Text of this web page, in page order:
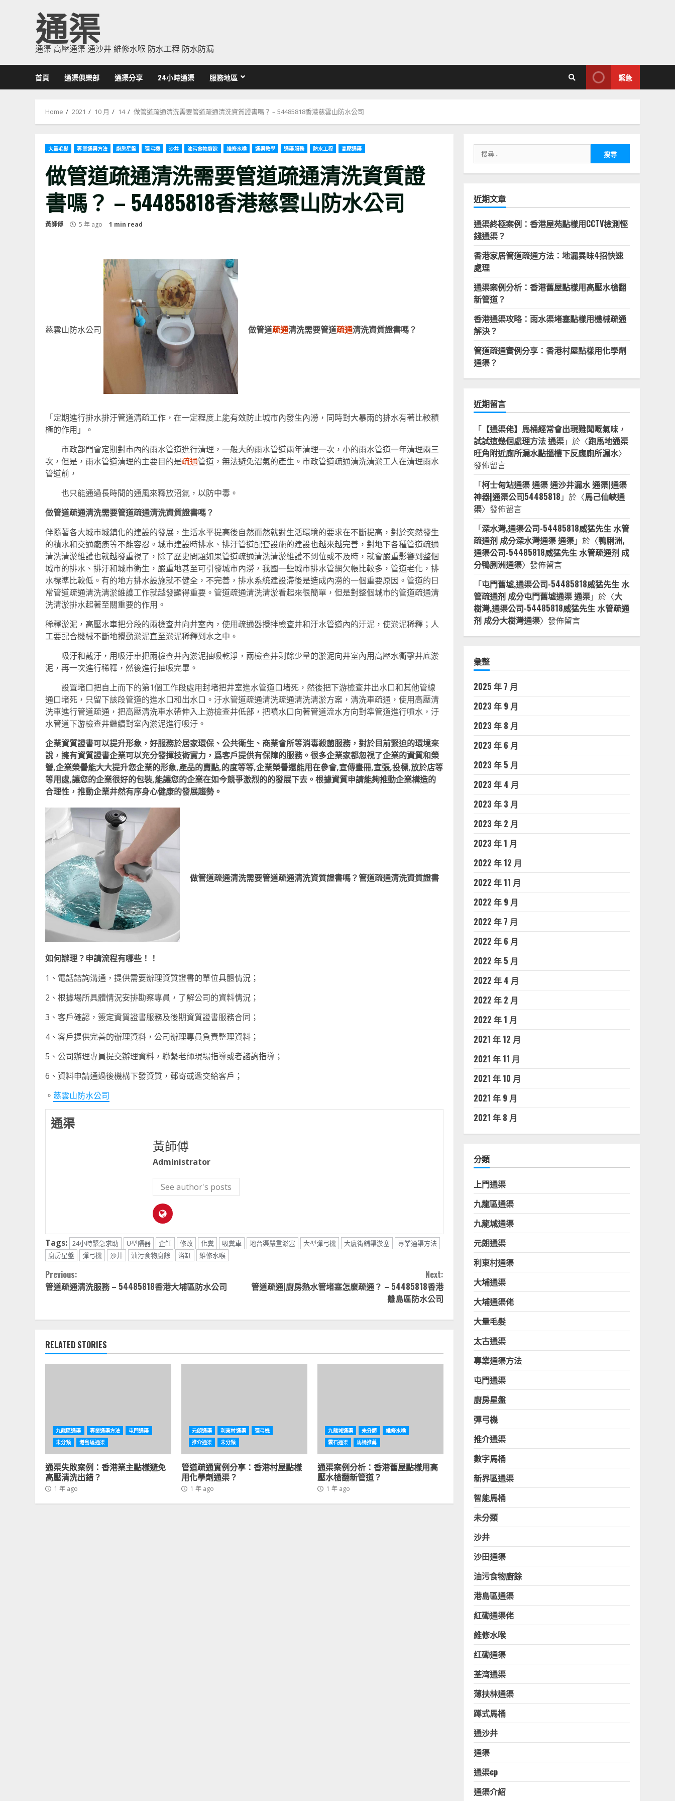
通渠
通渠 高壓通渠 通沙井 維修水喉 防水工程 防水防漏
首頁 通渠俱樂部 通渠分享 24小時通渠 服務地區 緊急
Home 2021 10 月 14 做管道疏通清洗需要管道疏通清洗資質證書嗎？ – 54485818香港慈雲山防水公司
大量毛髮 專業通渠方法 廚房星盤 彈弓機 沙井 油污食物廚餘 維修水喉 通渠教學 通渠服務 防水工程 高壓通渠
做管道疏通清洗需要管道疏通清洗資質證
書嗎？ – 54485818香港慈雲山防水公司
黃師傅 5 年 ago 1 min read
慈雲山防水公司 做管道疏通清洗需要管道疏通清洗資質證書嗎？
「定期進行排水排汙管道清疏工作，在一定程度上能有效防止城市內發生內澇，同時對大暴雨的排水有著比較積
極的作用」。
市政部門會定期對市內的雨水管道進行清理，一般大的雨水管道兩年清理一次，小的雨水管道一年清理兩三
次，但是，雨水管道清理的主要目的是疏通管道，無法避免沼氣的產生。市政管道疏通清洗清淤工人在清理雨水
管道前，
也只能通過長時間的通風來釋放沼氣，以防中毒。
做管道疏通清洗需要管道疏通清洗資質證書嗎？
伴隨著各大城市城鎮化的建設的發展，生活水平提高後自然而然就對生活環境的要求在不斷提高，對於突然發生
的積水和交通癱瘓等不能容忍。城市建設時排水、排汙管道配套設施的建設也越來越完善，對地下各種管道疏通
清洗清淤維護也就越發重視了，除了歷史問題如果管道疏通清洗清淤維護不到位或不及時，就會嚴重影響到整個
城市的排水、排汙和城市衛生，嚴重地甚至可引發城市內澇，我國一些城市排水管網欠帳比較多，管道老化，排
水標準比較低。有的地方排水設施就不健全，不完善，排水系統建設滯後是造成內澇的一個重要原因。管道的日
常管道疏通清洗清淤維護工作就越發顯得重要。管道疏通清洗清淤看起來很簡單，但是對整個城市的管道疏通清
洗清淤排水起著至關重要的作用。
稀釋淤泥，高壓水車把分段的兩檢查井向井室內，使用疏通器攪拌檢查井和汙水管道內的汙泥，使淤泥稀釋；人
工要配合機械不斷地攪動淤泥直至淤泥稀釋到水之中。
吸汙和截汙，用吸汙車把兩檢查井內淤泥抽吸乾淨，兩檢查井剩餘少量的淤泥向井室內用高壓水衝擊井底淤
泥，再一次進行稀釋，然後進行抽吸完畢。
設置堵口把自上而下的第1個工作段處用封堵把井室進水管道口堵死，然後把下游檢查井出水口和其他管線
通口堵死，只留下該段管道的進水口和出水口。汙水管道疏通清洗疏通清洗清淤方案，清洗車疏通，使用高壓清
洗車進行管道疏通，把高壓清洗車水帶伸入上游檢查井低部，把噴水口向著管道流水方向對準管道進行噴水，汙
水管道下游檢查井繼續對室內淤泥進行吸汙。
企業資質證書可以提升形象，好服務於居家環保、公共衛生、商業會所等消毒殺菌服務，對於目前緊迫的環境來
說，擁有資質證書企業可以充分發揮技術實力，爲客戶提供有保障的服務。很多企業家都忽視了企業的資質和榮
營,企業榮譽能大大提升您企業的形象,產品的賣點,的度等等,企業榮譽還能用在參會,宣傳畫冊,宣張,投標,放於店等
等用處,讓您的企業很好的包裝,能讓您的企業在如今競爭激烈的的發展下去。根據資質申請能夠推動企業構造的
合理性，推動企業井然有序身心健康的發展趨勢。
做管道疏通清洗需要管道疏通清洗資質證書嗎？管道疏通清洗資質證書
如何辦理？申請流程有哪些！！
1、電話諮詢溝通，提供需要辦理資質證書的單位具體情況；
2、根據場所具體情況安排勘察專員，了解公司的資料情況；
3、客戶確認，簽定資質證書服務及後期資質證書服務合同；
4、客戶提供完善的辦理資料，公司辦理專員負責整理資料；
5、公司辦理專員提交辦理資料，聯繫老師現場指導或者諮詢指導；
6、資料申請通過後機構下發資質，郵寄或遞交給客戶；
。 慈雲山防水公司
通渠
黃師傅
Administrator
See author's posts
Tags: 24小時緊急求助 U型隔器 企缸 修改 化糞 吸糞車 地台渠嚴重淤塞 大型彈弓機 大廈街鋪渠淤塞
專業通渠方法
廚房星盤
彈弓機 沙井 油污食物廚餘 浴缸 維修水喉
Continue
Reading
Previous:
管道疏通清洗服務 – 54485818香港大埔區防水公司
Next:
管道疏通|廚房熱水管堵塞怎麼疏通？ – 54485818香港
離島區防水公司
RELATED STORIES
九龍區通渠 專業通渠方法
屯門通渠
未分類
港島區通渠
通渠失敗案例：香港業主點樣避免
高壓清洗出錯？
1 年 ago
元朗通渠 利東村通渠
彈弓機
推介通渠
未分類
管道疏通實例分享：香港村屋點樣
用化學劑通渠？
1 年 ago
九龍城通渠 未分類
維修水喉
雲石通渠
馬桶推薦
通渠案例分析：香港舊屋點樣用高
壓水槍翻新管道？
1 年 ago
尋
關
字:
近期文章
通渠終極案例：香港屋苑點樣用CCTV檢測慳
錢通渠？
香港家居管道疏通方法：地漏異味4招快速
處理
通渠案例分析：香港舊屋點樣用高壓水槍翻
新管道？
香港通渠攻略：雨水渠堵塞點樣用機械疏通
解決？
管道疏通實例分享：香港村屋點樣用化學劑
通渠？
近期留言
「【通渠佬】馬桶經常會出現難聞嘅氣味，
試試這幾個處理方法 通渠」於〈跑馬地通渠
旺角附近廁所漏水點搵樓下反應廁所漏水〉
發佈留言
「柯士甸站通渠 通渠 通沙井漏水 通渠|通渠
神器|通渠公司54485818 」於〈馬己仙峽通
渠〉發佈留言
「深水灣,通渠公司-54485818威猛先生 水管
疏通剂 成分深水灣通渠 通渠」於〈鴨脷洲,
通渠公司-54485818威猛先生 水管疏通剂 成
分鴨脷洲通渠〉發佈留言
「屯門舊墟,通渠公司-54485818威猛先生 水
管疏通剂 成分屯門舊墟通渠 通渠」於〈大
樹灣,通渠公司-54485818威猛先生 水管疏通
剂 成分大樹灣通渠〉發佈留言
彙整
2025 年 7 月
2023 年 9 月
2023 年 8 月
2023 年 6 月
2023 年 5 月
2023 年 4 月
2023 年 3 月
2023 年 2 月
2023 年 1 月
2022 年 12 月
2022 年 11 月
2022 年 9 月
2022 年 7 月
2022 年 6 月
2022 年 5 月
2022 年 4 月
2022 年 2 月
2022 年 1 月
2021 年 12 月
2021 年 11 月
2021 年 10 月
2021 年 9 月
2021 年 8 月
分類
上門通渠
九龍區通渠
九龍城通渠
元朗通渠
利東村通渠
大埔通渠
大埔通渠佬
大量毛髮
太古通渠
專業通渠方法
屯門通渠
廚房星盤
彈弓機
推介通渠
數字馬桶
新界區通渠
智能馬桶
未分類
沙井
沙田通渠
油污食物廚餘
港島區通渠
紅磡通渠佬
維修水喉
红磡通渠
荃湾通渠
薄扶林通渠
蹲式馬桶
通沙井
通渠
通渠cp
通渠介紹